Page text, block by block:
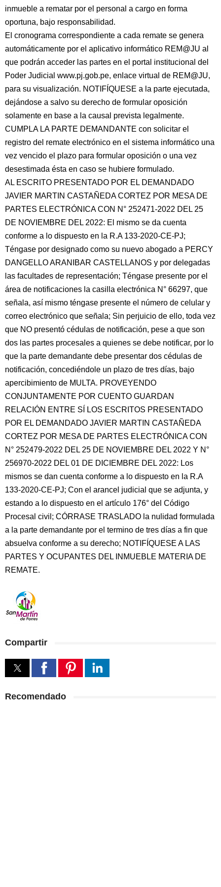
inmueble a rematar por el personal a cargo en forma
oportuna, bajo responsabilidad.
El cronograma correspondiente a cada remate se genera
automáticamente por el aplicativo informático REM@JU al
que podrán acceder las partes en el portal institucional del
Poder Judicial www.pj.gob.pe, enlace virtual de REM@JU,
para su visualización. NOTIFÍQUESE a la parte ejecutada,
dejándose a salvo su derecho de formular oposición
solamente en base a la causal prevista legalmente.
CUMPLA LA PARTE DEMANDANTE con solicitar el
registro del remate electrónico en el sistema informático una
vez vencido el plazo para formular oposición o una vez
desestimada ésta en caso se hubiere formulado.
AL ESCRITO PRESENTADO POR EL DEMANDADO
JAVIER MARTIN CASTAÑEDA CORTEZ POR MESA DE
PARTES ELECTRÓNICA CON N° 252471-2022 DEL 25
DE NOVIEMBRE DEL 2022: El mismo se da cuenta
conforme a lo dispuesto en la R.A 133-2020-CE-PJ;
Téngase por designado como su nuevo abogado a PERCY
DANGELLO ARANIBAR CASTELLANOS y por delegadas
las facultades de representación; Téngase presente por el
área de notificaciones la casilla electrónica N° 66297, que
señala, así mismo téngase presente el número de celular y
correo electrónico que señala; Sin perjuicio de ello, toda vez
que NO presentó cédulas de notificación, pese a que son
dos las partes procesales a quienes se debe notificar, por lo
que la parte demandante debe presentar dos cédulas de
notificación, concediéndole un plazo de tres días, bajo
apercibimiento de MULTA. PROVEYENDO
CONJUNTAMENTE POR CUENTO GUARDAN
RELACIÓN ENTRE SÍ LOS ESCRITOS PRESENTADO
POR EL DEMANDADO JAVIER MARTIN CASTAÑEDA
CORTEZ POR MESA DE PARTES ELECTRÓNICA CON
N° 252479-2022 DEL 25 DE NOVIEMBRE DEL 2022 Y N°
256970-2022 DEL 01 DE DICIEMBRE DEL 2022: Los
mismos se dan cuenta conforme a lo dispuesto en la R.A
133-2020-CE-PJ; Con el arancel judicial que se adjunta, y
estando a lo dispuesto en el artículo 176° del Código
Procesal civil; CÓRRASE TRASLADO la nulidad formulada
a la parte demandante por el termino de tres días a fin que
absuelva conforme a su derecho; NOTIFÍQUESE A LAS
PARTES Y OCUPANTES DEL INMUEBLE MATERIA DE
REMATE.
Compartir
Recomendado